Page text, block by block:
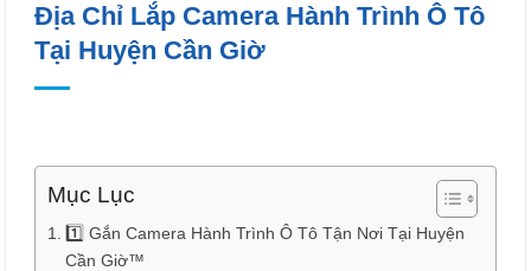
Địa Chỉ Lắp Camera Hành Trình Ô Tô
Tại Huyện Cần Giờ
Mục Lục
1️⃣ Gắn Camera Hành Trình Ô Tô Tận Nơi Tại Huyện
Cần Giờ™